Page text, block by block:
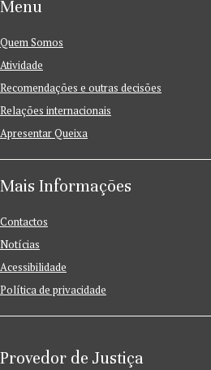
Menu
Quem Somos
Atividade
Recomendações e outras decisões
Relações internacionais
Apresentar Queixa
Mais Informações
Contactos
Notícias
Acessibilidade
Política de privacidade
Provedor de Justiça